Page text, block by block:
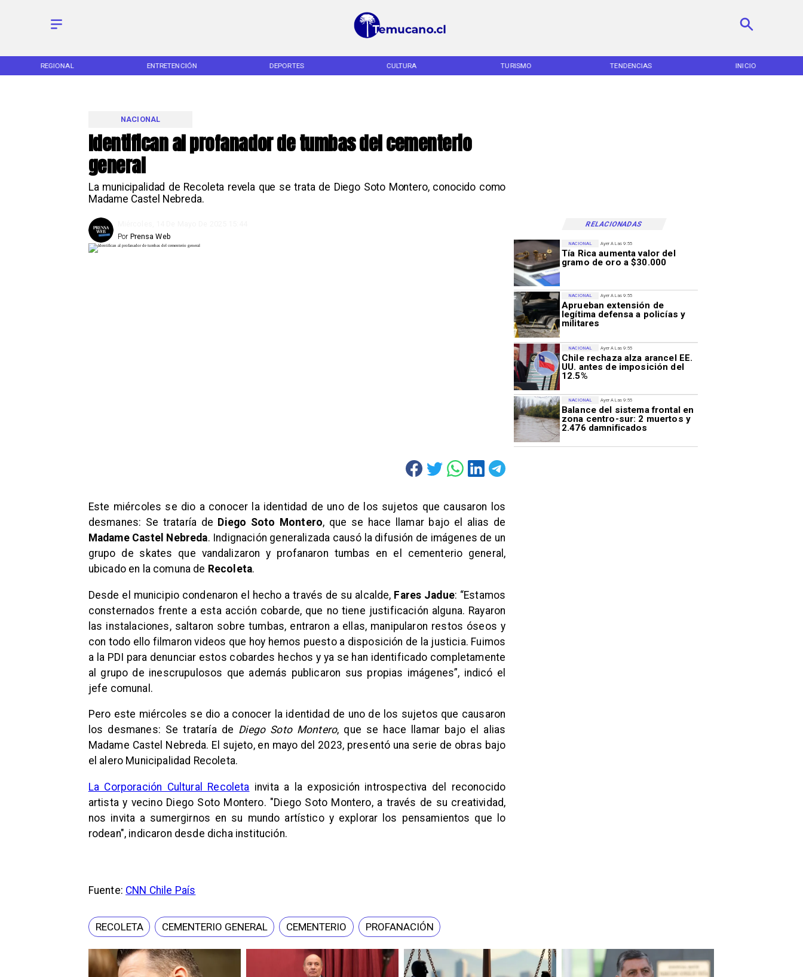
REGIONAL ENTRETENCIÓN DEPORTES CULTURA TURISMO TENDENCIAS INICIO
Identifican al profanador de tumbas del cementerio
general
La municipalidad de Recoleta revela que se trata de Diego Soto Montero, conocido como
Madame Castel Nebreda.
NACIONAL
RELACIONADAS
Prensa Web
Por
Ayer A Las 9:55
Tía Rica aumenta valor del
gramo de oro a $30.000
NACIONAL
Ayer A Las 9:55
Aprueban extensión de
legítima defensa a policías y
militares
NACIONAL
Ayer A Las 9:55
Chile rechaza alza arancel EE.
UU. antes de imposición del
12.5%
NACIONAL
Ayer A Las 9:55
Balance del sistema frontal en
zona centro-sur: 2 muertos y
2.476 damnificados
NACIONAL
Este miércoles se dio a conocer la identidad de uno de los sujetos que causaron los
desmanes: Se trataría de Diego Soto Montero, que se hace llamar bajo el alias de
Madame Castel Nebreda. Indignación generalizada causó la difusión de imágenes de un
grupo de skates que vandalizaron y profanaron tumbas en el cementerio general,
ubicado en la comuna de Recoleta.
Desde el municipio condenaron el hecho a través de su alcalde, Fares Jadue: “Estamos
consternados frente a esta acción cobarde, que no tiene justificación alguna. Rayaron
las instalaciones, saltaron sobre tumbas, entraron a ellas, manipularon restos óseos y
con todo ello filmaron videos que hoy hemos puesto a disposición de la justicia. Fuimos
a la PDI para denunciar estos cobardes hechos y ya se han identificado completamente
al grupo de inescrupulosos que además publicaron sus propias imágenes”, indicó el
jefe comunal.
Pero este miércoles se dio a conocer la identidad de uno de los sujetos que causaron
los desmanes: Se trataría de Diego Soto Montero, que se hace llamar bajo el alias
Madame Castel Nebreda. El sujeto, en mayo del 2023, presentó una serie de obras bajo
el alero Municipalidad Recoleta.
La Corporación Cultural Recoleta invita a la exposición introspectiva del reconocido
artista y vecino Diego Soto Montero. "Diego Soto Montero, a través de su creatividad,
nos invita a sumergirnos en su mundo artístico y explorar los pensamientos que lo
rodean", indicaron desde dicha institución.
Fuente: CNN Chile País
RECOLETA CEMENTERIO GENERAL CEMENTERIO PROFANACIÓN